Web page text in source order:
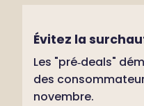
Évitez la
Les "pré‑deals"
des
novembre.